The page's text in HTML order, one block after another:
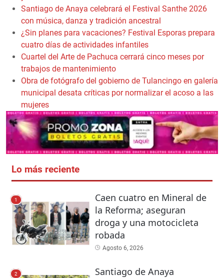
Santiago de Anaya celebrará el Festival Santhe 2026
con música, danza y tradición ancestral
¿Sin planes para vacaciones? Festival Esporas prepara
cuatro días de actividades infantiles
Cuartel del Arte de Pachuca cerrará cinco meses por
trabajos de mantenimiento
Obra de fotógrafo del gobierno de Tulancingo en galería
municipal desata críticas por normalizar el acoso a las
mujeres
Lo más reciente
1
Caen cuatro en Mineral de
la Reforma; aseguran
droga y una motocicleta
robada
Agosto 6, 2026
2
Santiago de Anaya